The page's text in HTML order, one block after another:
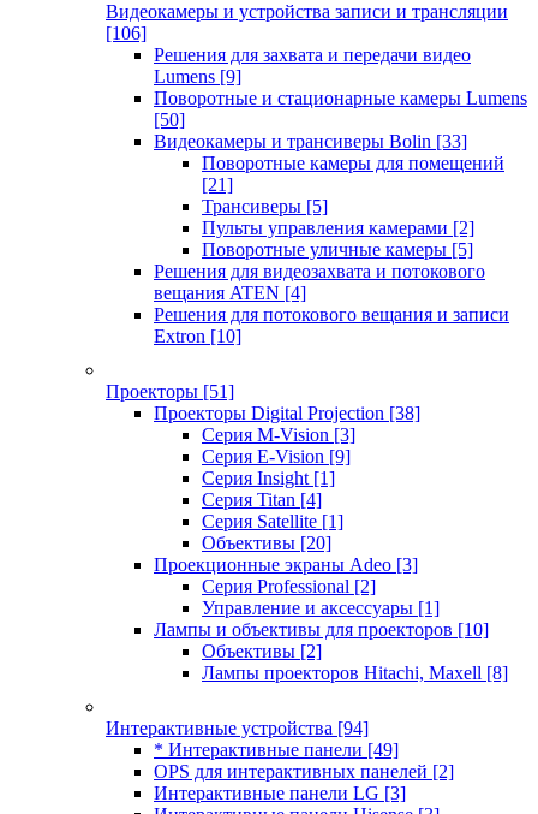
Видеокамеры и устройства записи и трансляции
[106]
Решения для захвата и передачи видео
Lumens [9]
Поворотные и стационарные камеры Lumens
[50]
Видеокамеры и трансиверы Bolin [33]
Поворотные камеры для помещений
[21]
Трансиверы [5]
Пульты управления камерами [2]
Поворотные уличные камеры [5]
Решения для видеозахвата и потокового
вещания ATEN [4]
Решения для потокового вещания и записи
Extron [10]
Проекторы [51]
Проекторы Digital Projection [38]
Серия M-Vision [3]
Серия E-Vision [9]
Серия Insight [1]
Серия Titan [4]
Серия Satellite [1]
Объективы [20]
Проекционные экраны Adeo [3]
Серия Professional [2]
Управление и аксессуары [1]
Лампы и объективы для проекторов [10]
Объективы [2]
Лампы проекторов Hitachi, Maxell [8]
Интерактивные устройства [94]
* Интерактивные панели [49]
OPS для интерактивных панелей [2]
Интерактивные панели LG [3]